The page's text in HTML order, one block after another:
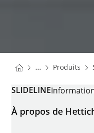
You are here:
Homepage
... Produits
SLIDELINE
À propos de